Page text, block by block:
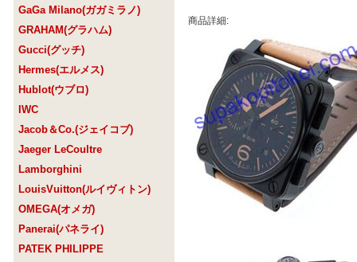
GaGa Milano(ガガミラノ)
GRAHAM(グラハム)
Gucci(グッチ)
Hermes(エルメス)
Hublot(ウブロ)
IWC
Jacob＆Co.(ジェイコブ)
Jaeger LeCoultre
Lamborghini
LouisVuitton(ルイヴィトン)
OMEGA(オメガ)
Panerai(パネライ)
PATEK PHILIPPE
商品詳細: